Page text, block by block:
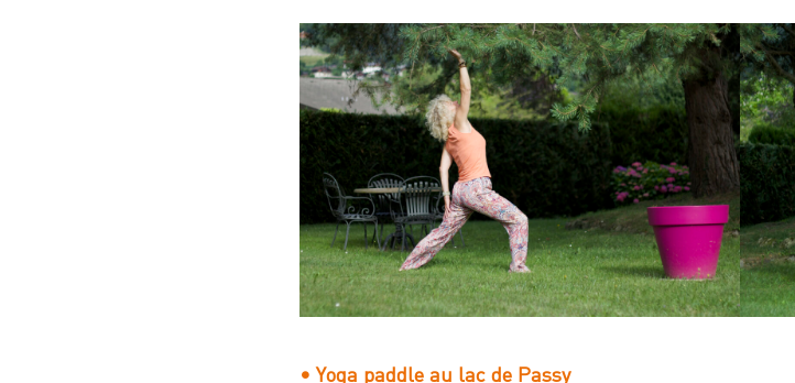
• Yoga paddle au lac de Passy